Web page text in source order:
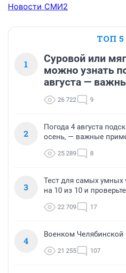
Новости СМИ2
ТОП 5
1
Суровой или
можно узнать
августа —
26 722 9
2
Погода 4 августа
осень, — важные
25 289 8
3
Тест для самых умных
на 10 из 10 и
22 709 17
4
Военком
21 255 107